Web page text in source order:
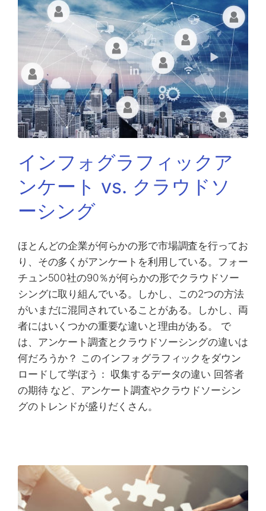
インフォグラフィックア
ンケート vs. クラウドソ
ーシング
ほとんどの企業が何らかの形で市場調査を行ってお
り、その多くがアンケートを利用している。フォー
チュン500社の90％が何らかの形でクラウドソー
シングに取り組んでいる。しかし、この2つの方法
がいまだに混同されていることがある。しかし、両
者にはいくつかの重要な違いと理由がある。 で
は、アンケート調査とクラウドソーシングの違いは
何だろうか？ このインフォグラフィックをダウン
ロードして学ぼう： 収集するデータの違い 回答者
の期待 など、アンケート調査やクラウドソーシン
グのトレンドが盛りだくさん。